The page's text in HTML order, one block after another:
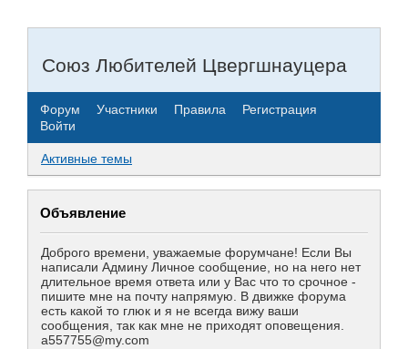
Союз Любителей Цвергшнауцера
Форум Участники Правила
Регистрация
Войти
Активные темы
Объявление
Доброго времени, уважаемые форумчане! Если Вы
написали Админу Личное сообщение, но на него нет
длительное время ответа или у Вас что то срочное -
пишите мне на почту напрямую. В движке форума
есть какой то глюк и я не всегда вижу ваши
сообщения, так как мне не приходят оповещения.
a557755@my.com